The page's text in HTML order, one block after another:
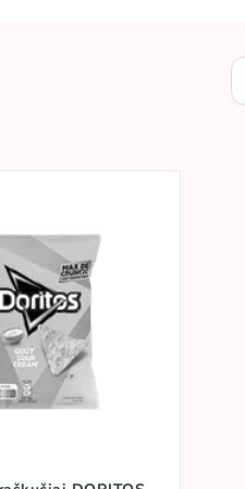
riboto tiražo dizainerių
užtikrinti ryškų